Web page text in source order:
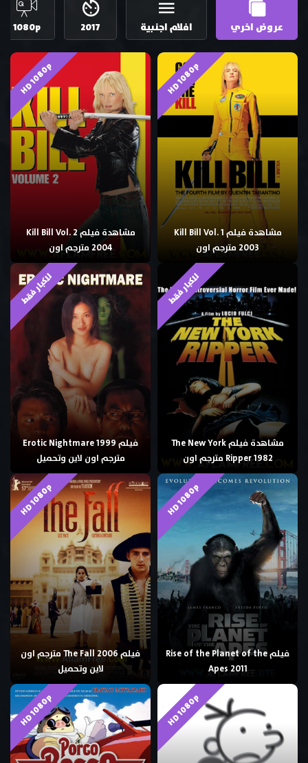
عروض اخري افلام اجنبية 2017
1080p
HD 1080p
مشاهدة فيلم Kill Bill Vol. 1
2003 مترجم اون
HD 1080p
مشاهدة فيلم Kill Bill Vol. 2
2004 مترجم اون
للكبار فقط
مشاهدة فيلم The New York
Ripper 1982 مترجم اون
للكبار فقط
فيلم Erotic Nightmare 1999
مترجم اون لاين وتحميل
HD 1080p
فيلم Rise of the Planet of the
Apes 2011
HD 1080p
فيلم The Fall 2006 مترجم اون
لاين وتحميل
HD 1080p
HD 1080p